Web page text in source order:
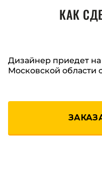
КАК
Дизайнер приедет
Московской области